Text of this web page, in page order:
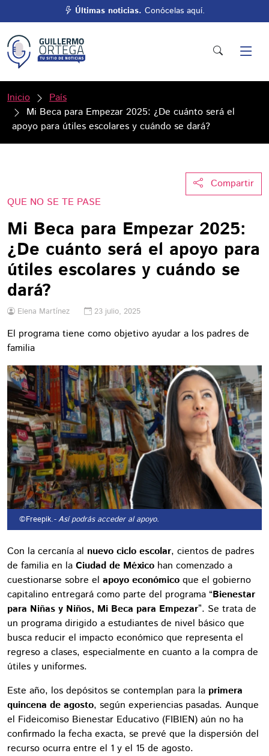
Últimas noticias. Conócelas aquí.
Inicio
País
Mi Beca para Empezar 2025: ¿De cuánto será el
apoyo para útiles escolares y cuándo se dará?
Compartir
QUE NO SE TE PASE
Mi Beca para Empezar 2025:
¿De cuánto será el apoyo para
útiles escolares y cuándo se
dará?
Elena Martínez 23 julio, 2025
El programa tiene como objetivo ayudar a los padres de
familia
©Freepik.- Así podrás acceder al apoyo.
Con la cercanía al nuevo ciclo escolar, cientos de padres
de familia en la Ciudad de México han comenzado a
cuestionarse sobre el apoyo económico que el gobierno
capitalino entregará como parte del programa “Bienestar
para Niñas y Niños, Mi Beca para Empezar”. Se trata de
un programa dirigido a estudiantes de nivel básico que
busca reducir el impacto económico que representa el
regreso a clases, especialmente en cuanto a la compra de
útiles y uniformes.
Este año, los depósitos se contemplan para la primera
quincena de agosto, según experiencias pasadas. Aunque
el Fideicomiso Bienestar Educativo (FIBIEN) aún no ha
confirmado la fecha exacta, se prevé que la dispersión del
recurso ocurra entre el 1 y el 15 de agosto.